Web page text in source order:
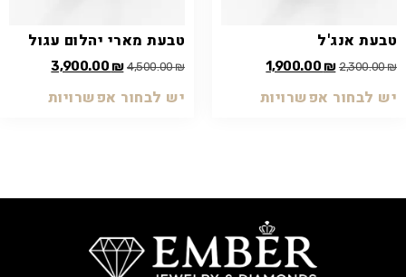
טבעת אנג'ל
2,300.00₪
1,900.00₪
יש לבחור אפשרויות
טבעת מארי יהלום עגול
4,500.00₪
3,900.00₪
יש לבחור אפשרויות